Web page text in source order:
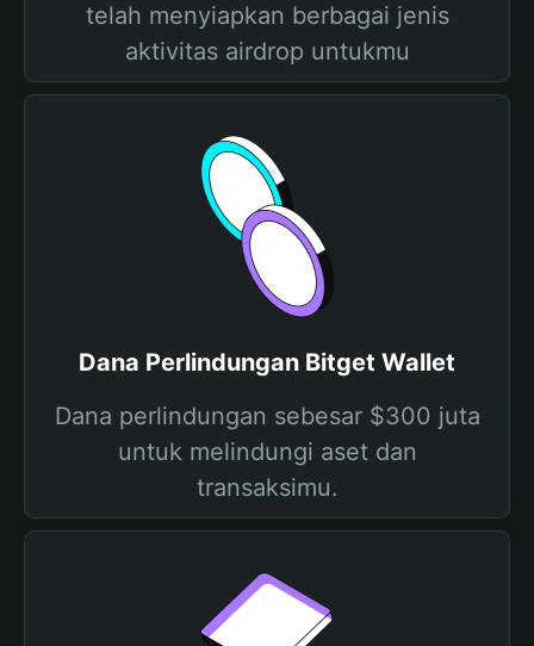
telah menyiapkan berbagai jenis
aktivitas airdrop untukmu
Dana Perlindungan Bitget Wallet
Dana perlindungan sebesar $300 juta
untuk melindungi aset dan
transaksimu.